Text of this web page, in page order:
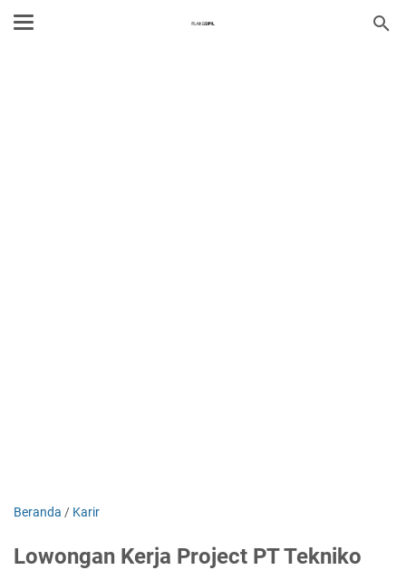
Beranda / Karir
Lowongan Kerja Project PT Tekniko